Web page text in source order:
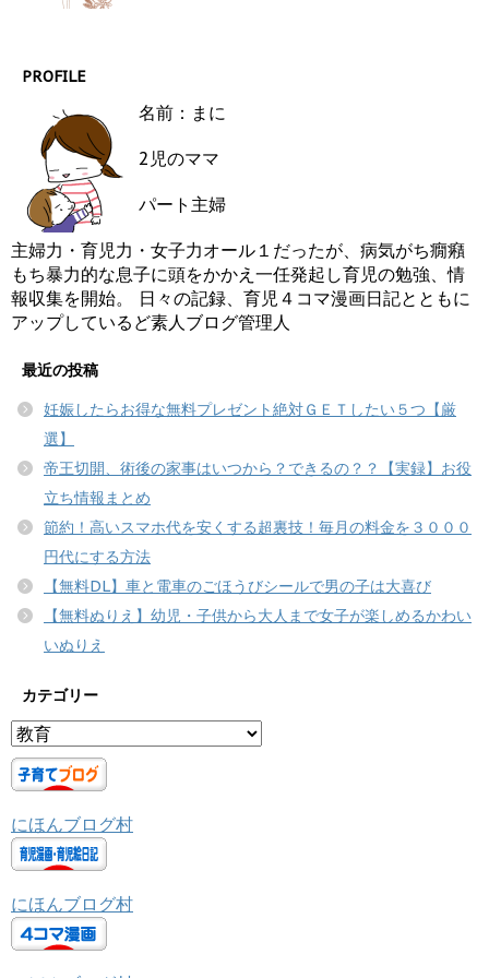
PROFILE
名前：まに
2児のママ
パート主婦
主婦力・育児力・女子力オール１だったが、病気がち癇癪
もち暴力的な息子に頭をかかえ一任発起し育児の勉強、情
報収集を開始。 日々の記録、育児４コマ漫画日記とともに
アップしているど素人ブログ管理人
最近の投稿
妊娠したらお得な無料プレゼント絶対ＧＥＴしたい５つ【厳
選】
帝王切開、術後の家事はいつから？できるの？？【実録】お役
立ち情報まとめ
節約！高いスマホ代を安くする超裏技！毎月の料金を３０００
円代にする方法
【無料DL】車と電車のごほうびシールで男の子は大喜び
【無料ぬりえ】幼児・子供から大人まで女子が楽しめるかわい
いぬりえ
カテゴリー
カ
テ
ゴ
ー
にほんブログ村
にほんブログ村